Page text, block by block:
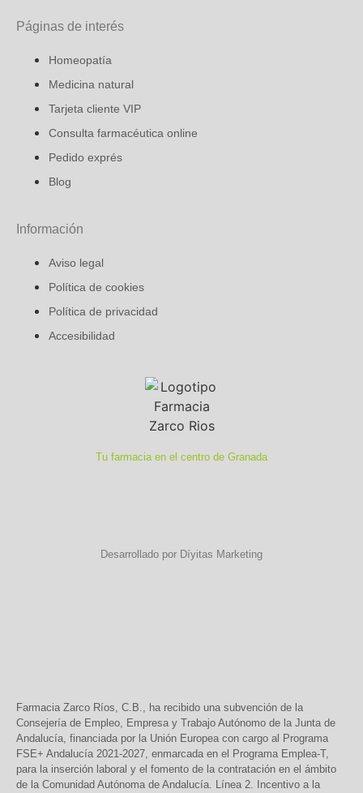
Páginas de interés
Homeopatía
Medicina natural
Tarjeta cliente VIP
Consulta farmacéutica online
Pedido exprés
Blog
Información
Aviso legal
Política de cookies
Política de privacidad
Accesibilidad
Tu farmacia en el centro de Granada
Desarrollado por Díyitas Marketing
Farmacia Zarco Ríos, C.B., ha recibido una subvención de la
Consejería de Empleo, Empresa y Trabajo Autónomo de la Junta de
Andalucía, financiada por la Unión Europea con cargo al Programa
FSE+ Andalucía 2021-2027, enmarcada en el Programa Emplea-T,
para la inserción laboral y el fomento de la contratación en el ámbito
de la Comunidad Autónoma de Andalucía. Línea 2. Incentivo a la